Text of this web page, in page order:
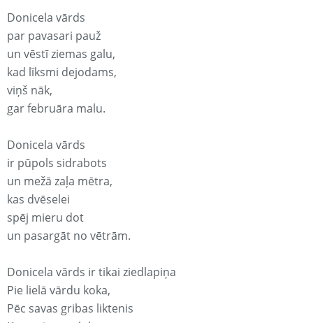
Donicela vārds
par pavasari pauž
un vēstī ziemas galu,
kad līksmi dejodams,
viņš nāk,
gar februāra malu.
Donicela vārds
ir pūpols sidrabots
un mežā zaļa mētra,
kas dvēselei
spēj mieru dot
un pasargāt no vētrām.
Donicela vārds ir tikai ziedlapiņa
Pie lielā vārdu koka,
Pēc savas gribas liktenis